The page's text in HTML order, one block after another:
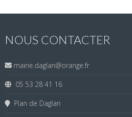
NOUS CONTACTER
mairie.daglan@orange.fr
05 53 28 41 16
Plan de Daglan